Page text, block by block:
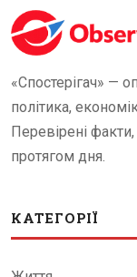
«Спостерігач» —
політика,
Перевірені
протягом дня.
КАТЕГОРІЇ